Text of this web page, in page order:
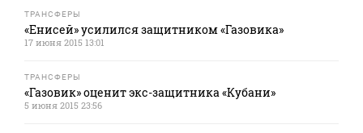
ТРАНСФЕРЫ
«Енисей» усилился защитником «Газовика»
17 июня 2015 13:01
ТРАНСФЕРЫ
«Газовик» оценит экс-защитника «Кубани»
5 июня 2015 23:56